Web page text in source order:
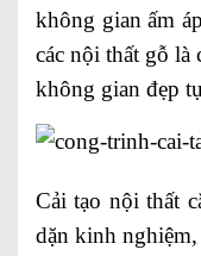
không gian ấm
các nội thất gỗ là
không gian đẹp
Cải tạo nội thất
dặn kinh